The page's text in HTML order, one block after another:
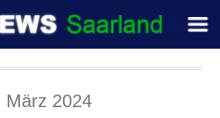
März 2024